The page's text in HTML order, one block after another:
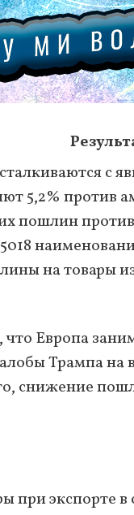
с
5,2% против
пошлин
на товары
Европа
Трампа на
снижение
при